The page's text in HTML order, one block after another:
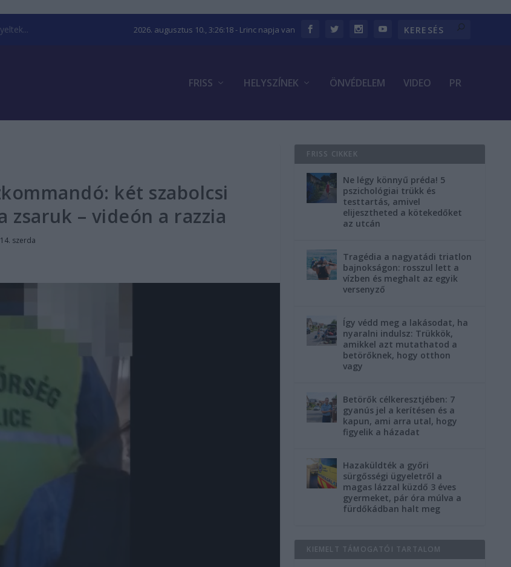
2026. augusztus 10., 3:26:19- Lrinc napja van
FRISS HELYSZÍNEK ÖNVÉDELEM VIDEO PR
két szabolcsi
– videón a razzia
szerda
FRISS CIKKEK
Ne légy könnyű préda! 5
pszichológiai trükk és
testtartás, amivel
elijesztheted a kötekedőket
az utcán
Tragédia a nagyatádi triatlon
bajnokságon: rosszul lett a
vízben és meghalt az egyik
versenyző
Így védd meg a lakásodat, ha
nyaralni indulsz: Trükkök,
amikkel azt mutathatod a
betörőknek, hogy otthon
vagy
Betörők célkeresztjében: 7
gyanús jel a kerítésen és a
kapun, ami arra utal, hogy
figyelik a házadat
Hazaküldték a győri
sürgősségi ügyeletről a
magas lázzal küzdő 3 éves
gyermeket, pár óra múlva a
fürdőkádban halt meg
KIEMELT TÁMOGATÓI TARTALOM